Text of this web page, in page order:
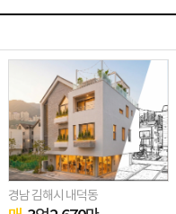
경남 김해시 내덕동